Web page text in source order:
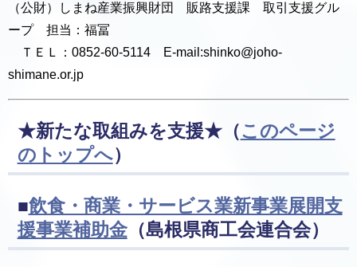
（公財）しまね産業振興財団 販路支援課 取引支援グル
ープ 担当：福冨
ＴＥＬ：0852-60-5114 E-mail:shinko@joho-
shimane.or.jp
★新たな取組みを支援★（このページ
のトップへ）
■飲食・商業・サービス業新事業展開支
援事業補助金（島根県商工会連合会）